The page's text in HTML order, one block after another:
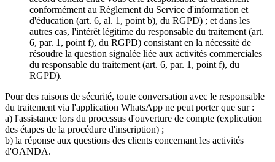
conformément au Règlement du Service d'information et
d'éducation (art. 6, al. 1, point b), du RGPD) ; et dans les
autres cas, l'intérêt légitime du responsable du traitement (art.
6, par. 1, point f), du RGPD) consistant en la nécessité de
résoudre la question signalée liée aux activités commerciales
du responsable du traitement (art. 6, par. 1, point f), du
RGPD).
Pour des raisons de sécurité, toute conversation avec le responsable
du traitement via l'application WhatsApp ne peut porter que sur :
a) l'assistance lors du processus d'ouverture de compte (explication
des étapes de la procédure d'inscription) ;
b) la réponse aux questions des clients concernant les activités
d'OANDA.